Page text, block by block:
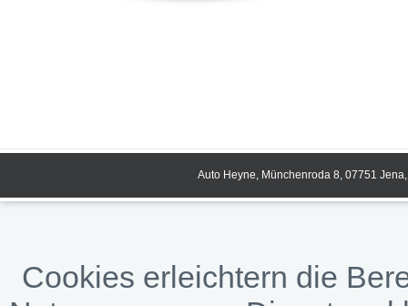
Auto Heyne, Münchenroda 8, 07751
Cookies erleichtern die